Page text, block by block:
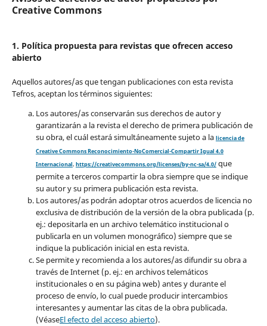
Creative Commons
1. Política propuesta para revistas que ofrecen acceso
abierto
Aquellos autores/as que tengan publicaciones con esta revista
Tefros, aceptan los términos siguientes:
Los autores/as conservarán sus derechos de autor y
garantizarán a la revista el derecho de primera publicación de
su obra, el cuál estará simultáneamente sujeto a la licencia de
Creative Commons Reconocimiento-NoComercial-Compartir Igual 4.0
Internacional. https://creativecommons.org/licenses/by-nc-sa/4.0/que
permite a terceros compartir la obra siempre que se indique
su autor y su primera publicación esta revista.
Los autores/as podrán adoptar otros acuerdos de licencia no
exclusiva de distribución de la versión de la obra publicada (p.
ej.: depositarla en un archivo telemático institucional o
publicarla en un volumen monográfico) siempre que se
indique la publicación inicial en esta revista.
Se permite y recomienda a los autores/as difundir su obra a
través de Internet (p. ej.: en archivos telemáticos
institucionales o en su página web) antes y durante el
proceso de envío, lo cual puede producir intercambios
interesantes y aumentar las citas de la obra publicada.
(VéaseEl efecto del acceso abierto).